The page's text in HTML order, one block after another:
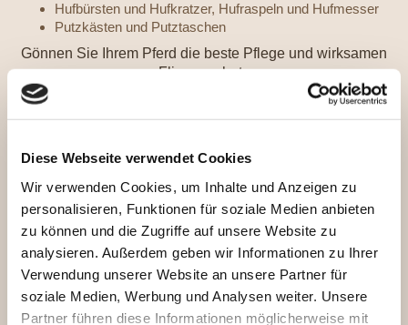
Diese Webseite verwendet Cookies
Wir verwenden Cookies, um Inhalte und Anzeigen zu
personalisieren, Funktionen für soziale Medien anbieten
zu können und die Zugriffe auf unsere Website zu
analysieren. Außerdem geben wir Informationen zu Ihrer
Verwendung unserer Website an unsere Partner für
soziale Medien, Werbung und Analysen weiter. Unsere
Partner führen diese Informationen möglicherweise mit
Hufbürsten und Hufkratzer, Hufraspeln und Hufmesser
Putzkästen und Putztaschen
Gönnen Sie Ihrem Pferd die beste Pflege und wirksamen
Fliegenschutz
Mähnen-, Fellpflegemittel und Shampoos
Heilerde
Sehnen, Bänder und zur Durchblutungsförderung, z. B.
bei Prellungen oder Zerrungen
Hufsalben, Huföle, Huffestiger, Strahlpflege
Fliegen- Zecken- und Bremsenspray (fast
ausschließlich aus natürlichen Wirkstoffen),
Fliegenmasken mit UV-Schutz, Fliegenfransen,
Nasennetze.